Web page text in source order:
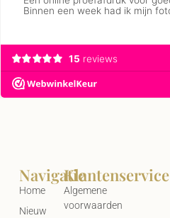
Klantenservice
Algemene
voorwaarden
Navigatie
Home
Nieuw